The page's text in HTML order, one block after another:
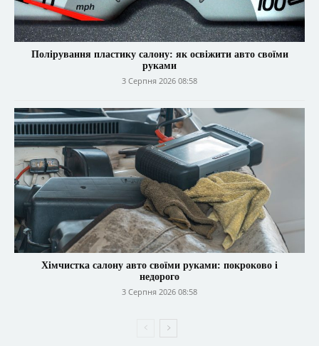
Полірування пластику салону: як освіжити авто своїми
руками
3 Серпня 2026 08:58
Хімчистка салону авто своїми руками: покроково і
недорого
3 Серпня 2026 08:58